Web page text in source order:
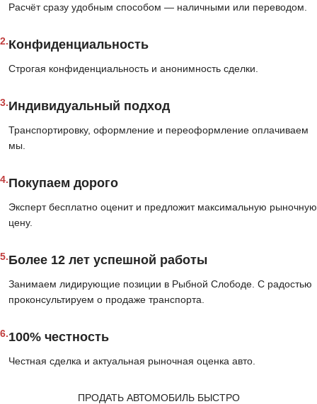
Расчёт сразу удобным способом — наличными или переводом.
2.Конфиденциальность
Строгая конфиденциальность и анонимность сделки.
3.Индивидуальный подход
Транспортировку, оформление и переоформление оплачиваем
мы.
4.Покупаем дорого
Эксперт бесплатно оценит и предложит максимальную рыночную
цену.
5.Более 12 лет успешной работы
Занимаем лидирующие позиции в Рыбной Слободе. С радостью
проконсультируем о продаже транспорта.
6.100% честность
Честная сделка и актуальная рыночная оценка авто.
ПРОДАТЬ АВТОМОБИЛЬ БЫСТРО